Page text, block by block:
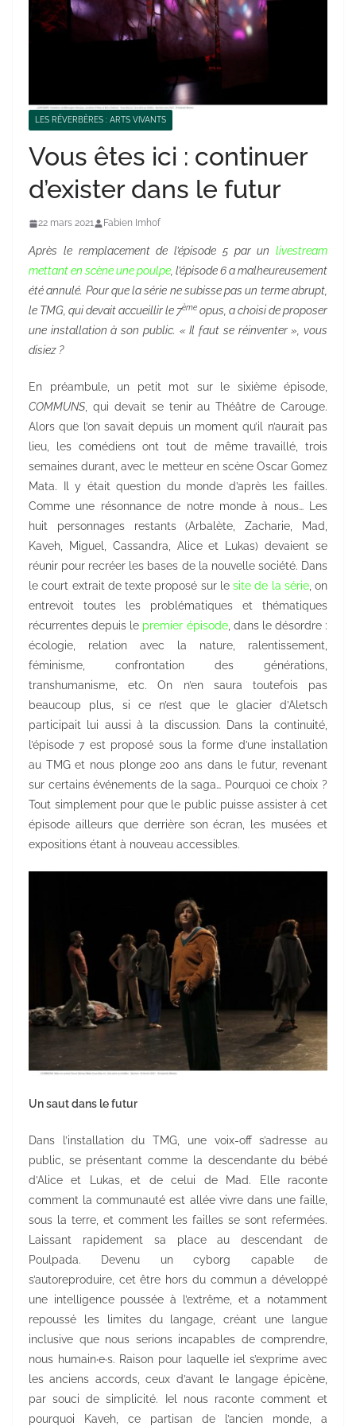
LES RÉVERBÈRES : ARTS VIVANTS
Vous êtes ici : continuer
d’exister dans le futur
22 mars 2021 Fabien Imhof
Après le remplacement de l’épisode 5 par un livestream
mettant en scène une poulpe , l’épisode 6 a malheureusement
été annulé. Pour que la série ne subisse pas un terme abrupt,
le TMG, qui devait accueillir le 7ème opus, a choisi de proposer
une installation à son public. « Il faut se réinventer », vous
disiez ?
En préambule, un petit mot sur le sixième épisode,
COMMUNS , qui devait se tenir au Théâtre de Carouge.
Alors que l’on savait depuis un moment qu’il n’aurait pas
lieu, les comédiens ont tout de même travaillé, trois
semaines durant, avec le metteur en scène Oscar Gomez
Mata. Il y était question du monde d’après les failles.
Comme une résonnance de notre monde à nous… Les
huit personnages restants (Arbalète, Zacharie, Mad,
Kaveh, Miguel, Cassandra, Alice et Lukas) devaient se
réunir pour recréer les bases de la nouvelle société. Dans
le court extrait de texte proposé sur le site de la série, on
entrevoit toutes les problématiques et thématiques
récurrentes depuis le premier épisode, dans le désordre :
écologie, relation avec la nature, ralentissement,
féminisme, confrontation des générations,
transhumanisme, etc. On n’en saura toutefois pas
beaucoup plus, si ce n’est que le glacier d’Aletsch
participait lui aussi à la discussion. Dans la continuité,
l’épisode 7 est proposé sous la forme d’une installation
au TMG et nous plonge 200 ans dans le futur, revenant
sur certains événements de la saga… Pourquoi ce choix ?
Tout simplement pour que le public puisse assister à cet
épisode ailleurs que derrière son écran, les musées et
expositions étant à nouveau accessibles.
Un saut dans le futur
Dans l’installation du TMG, une voix-off s’adresse au
public, se présentant comme la descendante du bébé
d’Alice et Lukas, et de celui de Mad. Elle raconte
comment la communauté est allée vivre dans une faille,
sous la terre, et comment les failles se sont refermées.
Laissant rapidement sa place au descendant de
Poulpada. Devenu un cyborg capable de
s’autoreproduire, cet être hors du commun a développé
une intelligence poussée à l’extrême, et a notamment
repoussé les limites du langage, créant une langue
inclusive que nous serions incapables de comprendre,
nous humain·e·s. Raison pour laquelle iel s’exprime avec
les anciens accords, ceux d’avant le langage épicène,
par souci de simplicité. Iel nous raconte comment et
pourquoi Kaveh, ce partisan de l’ancien monde, a